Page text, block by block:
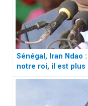
Sénégal, Iran Ndao
notre roi, il est plus